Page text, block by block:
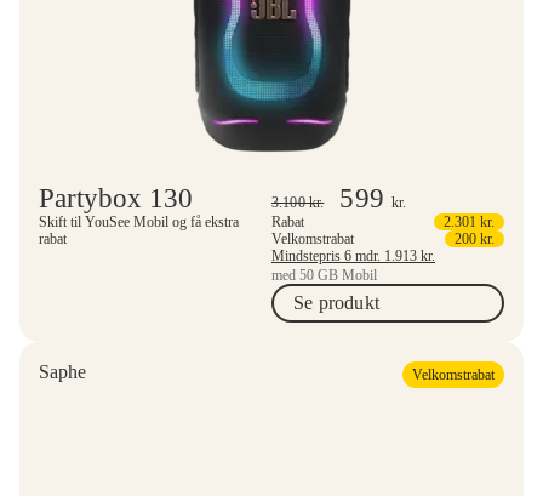
Partybox 130
Skift til YouSee Mobil og få ekstra
rabat
3.100kr. 599 kr.
Rabat
2.301 kr.
Velkomstrabat
200 kr.
Mindstepris 6 mdr. 1.913 kr.
med 50 GB Mobil
Se produkt
Saphe Velkomstrabat